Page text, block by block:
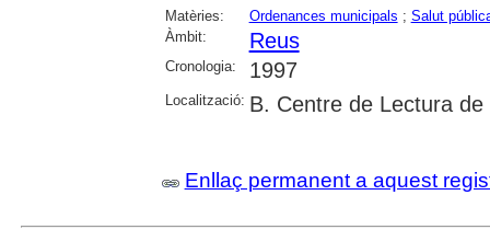
Matèries: Ordenances municipals ; Salut
Àmbit:
Reus
Cronologia: 1997
Localització: B. Centre de Lectura de
Enllaç permanent a aquest